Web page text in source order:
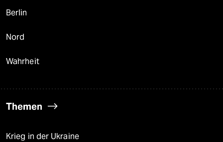
Berlin
Nord
Wahrheit
Themen
Krieg in der Ukraine